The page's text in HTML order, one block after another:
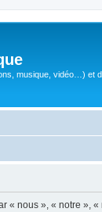
musique, vidéo…) et
« nous », « notre »,